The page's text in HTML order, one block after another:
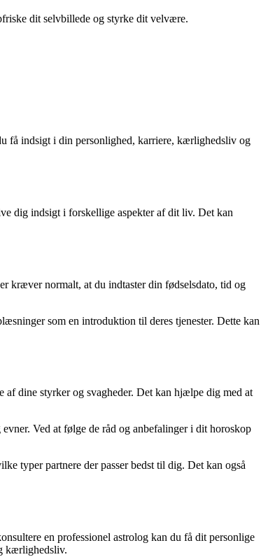
dit selvbillede og styrke dit velvære.
få indsigt i din personlighed, karriere, kærlighedsliv og
dig indsigt i forskellige aspekter af dit liv. Det kan
kræver normalt, at du indtaster din fødselsdato, tid og
som en introduktion til deres tjenester. Dette kan
dine styrker og svagheder. Det kan hjælpe dig med at
Ved at følge de råd og anbefalinger i dit horoskop
typer partnere der passer bedst til dig. Det kan også
en professionel astrolog kan du få dit personlige
kærlighedsliv.